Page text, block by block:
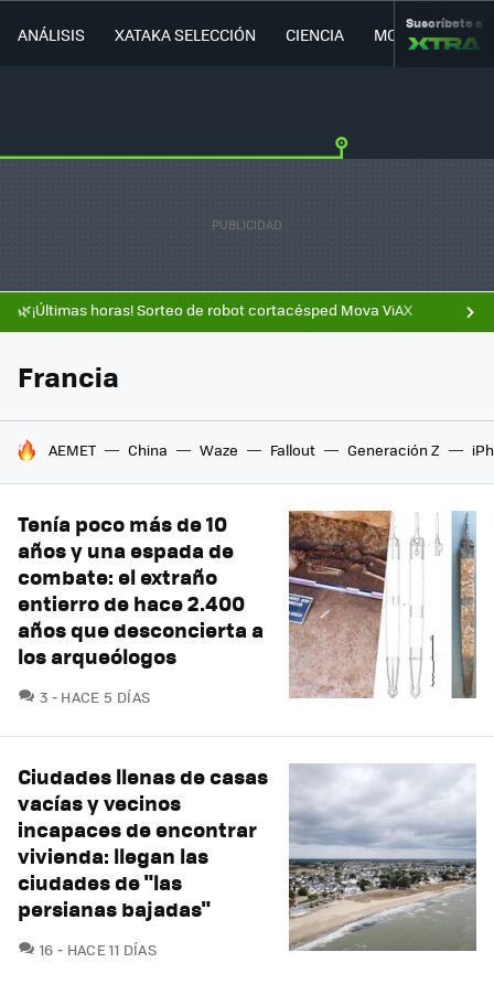
ANÁLISIS XATAKA SELECCIÓN CIENCIA MOVILIDAD
Suscríbete a
🌿¡Últimas horas! Sorteo de robot cortacésped Mova ViAX
Francia
HOY SE HABLA DE
AEMET China Waze Fallout Generación Z
Tenía poco más de 10
años y una espada de
combate: el extraño
entierro de hace 2.400
años que desconcierta a
los arqueólogos
3 COMENTARIOS
HACE 5 DÍAS
Ciudades llenas de casas
vacías y vecinos
incapaces de encontrar
vivienda: llegan las
ciudades de "las
persianas bajadas"
16 COMENTARIOS
HACE 11 DÍAS